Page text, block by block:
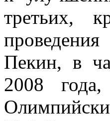
третьих,
Пекин, в
2008